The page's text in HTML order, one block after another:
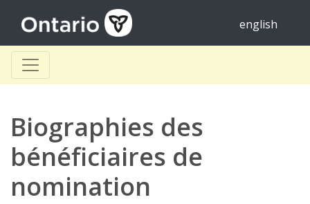
english
Biographies des
bénéficiaires de
nomination